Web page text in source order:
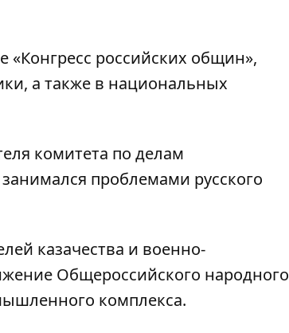
«Конгресс российских общин»,
а также в национальных
комитета по делам
проблемами русского
казачества и военно-
Общероссийского народного
комплекса.